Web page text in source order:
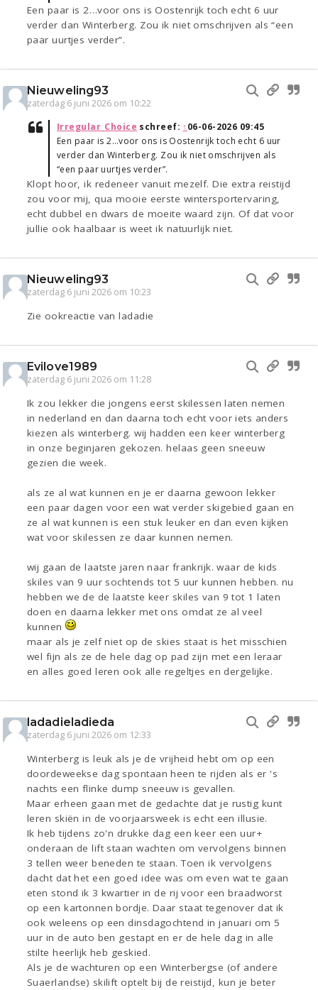
Een paar is 2…voor ons is Oostenrijk toch echt 6 uur
verder dan Winterberg. Zou ik niet omschrijven als “een
paar uurtjes verder”.
Nieuweling93
zaterdag 6 juni 2026 om 10:22
Irregular_Choice schreef: ↑06-06-2026 09:45
Een paar is 2…voor ons is Oostenrijk toch echt 6 uur
verder dan Winterberg. Zou ik niet omschrijven als
“een paar uurtjes verder”.
Klopt hoor, ik redeneer vanuit mezelf. Die extra reistijd
zou voor mij, qua mooie eerste wintersportervaring,
echt dubbel en dwars de moeite waard zijn. Of dat voor
jullie ook haalbaar is weet ik natuurlijk niet.
Nieuweling93
zaterdag 6 juni 2026 om 10:23
Zie ookreactie van ladadie
Evilove1989
zaterdag 6 juni 2026 om 11:28
Ik zou lekker die jongens eerst skilessen laten nemen
in nederland en dan daarna toch echt voor iets anders
kiezen als winterberg. wij hadden een keer winterberg
in onze beginjaren gekozen. helaas geen sneeuw
gezien die week.
als ze al wat kunnen en je er daarna gewoon lekker
een paar dagen voor een wat verder skigebied gaan en
ze al wat kunnen is een stuk leuker en dan even kijken
wat voor skilessen ze daar kunnen nemen.
wij gaan de laatste jaren naar frankrijk. waar de kids
skiles van 9 uur sochtends tot 5 uur kunnen hebben. nu
hebben we de de laatste keer skiles van 9 tot 1 laten
doen en daarna lekker met ons omdat ze al veel
kunnen
maar als je zelf niet op de skies staat is het misschien
wel fijn als ze de hele dag op pad zijn met een leraar
en alles goed leren ook alle regeltjes en dergelijke.
ladadieladieda
zaterdag 6 juni 2026 om 12:33
Winterberg is leuk als je de vrijheid hebt om op een
doordeweekse dag spontaan heen te rijden als er 's
nachts een flinke dump sneeuw is gevallen.
Maar erheen gaan met de gedachte dat je rustig kunt
leren skiën in de voorjaarsweek is echt een illusie.
Ik heb tijdens zo'n drukke dag een keer een uur+
onderaan de lift staan wachten om vervolgens binnen
3 tellen weer beneden te staan. Toen ik vervolgens
dacht dat het een goed idee was om even wat te gaan
eten stond ik 3 kwartier in de rij voor een braadworst
op een kartonnen bordje. Daar staat tegenover dat ik
ook weleens op een dinsdagochtend in januari om 5
uur in de auto ben gestapt en er de hele dag in alle
stilte heerlijk heb geskied.
Als je de wachturen op een Winterbergse (of andere
Suaerlandse) skilift optelt bij de reistijd, kun je beter